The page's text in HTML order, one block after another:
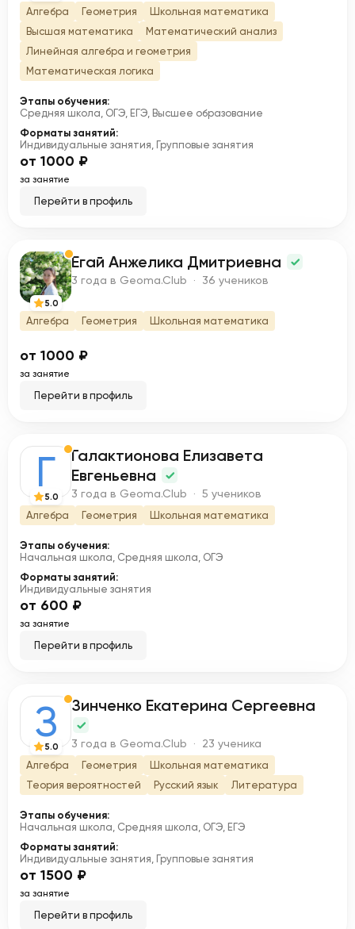
Алгебра Геометрия
Школьная математика
Высшая математика
Математический анализ
Линейная алгебра и геометрия
Математическая логика
Этапы обучения:
Средняя школа, ОГЭ, ЕГЭ, Высшее образование
Форматы занятий:
Индивидуальные занятия, Групповые занятия
от 1000 ₽
за занятие
Перейти в профиль
Е
5.0
Егай Анжелика Дмитриевна
3 года в Geoma.Club · 36 учеников
Алгебра Геометрия Школьная математика
от 1000 ₽
за занятие
Перейти в профиль
Г
5.0
Галактионова Елизавета
Евгеньевна
3 года в Geoma.Club · 5 учеников
Алгебра Геометрия Школьная математика
Этапы обучения:
Начальная школа, Средняя школа, ОГЭ
Форматы занятий:
Индивидуальные занятия
от 600 ₽
за занятие
Перейти в профиль
З
5.0
Зинченко Екатерина Сергеевна
3 года в Geoma.Club · 23 ученика
Алгебра Геометрия
Школьная математика
Теория вероятностей
Русский язык Литература
Этапы обучения:
Начальная школа, Средняя школа, ОГЭ, ЕГЭ
Форматы занятий:
Индивидуальные занятия, Групповые занятия
от 1500 ₽
за занятие
Перейти в профиль